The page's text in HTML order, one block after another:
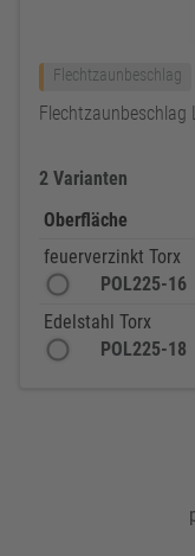
Flechtzaunbeschlag
Flechtzaunbeschlag
2 Varianten
Oberfläche
feuerverzinkt Torx
POL225-16
Edelstahl Torx
POL225-18